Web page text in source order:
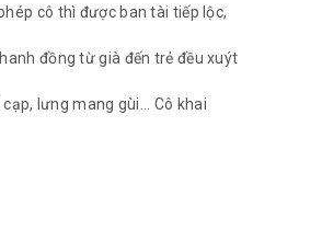
cô thì được ban tài tiếp lộc,
đồng từ già đến trẻ đều xuýt
lưng mang gùi... Cô khai